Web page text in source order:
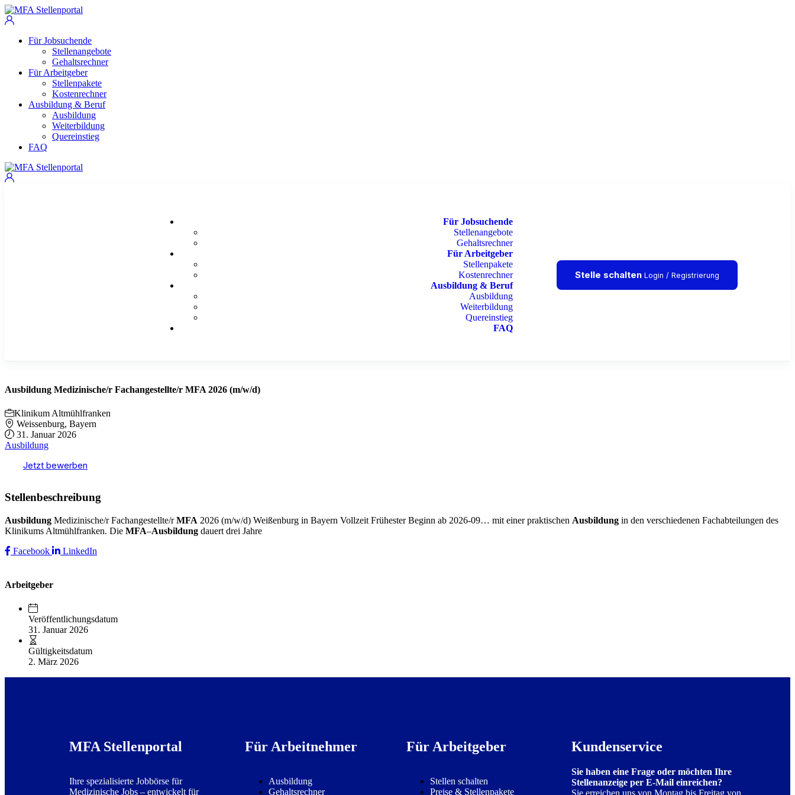
Für Jobsuchende
Stellenangebote
Gehaltsrechner
Für Arbeitgeber
Stellenpakete
Kostenrechner
Ausbildung & Beruf
Ausbildung
Weiterbildung
Quereinstieg
FAQ
Für Jobsuchende
Stellenangebote
Gehaltsrechner
Für Arbeitgeber
Stellenpakete
Kostenrechner
Ausbildung & Beruf
Ausbildung
Weiterbildung
Quereinstieg
FAQ
Stelle schalten Login / Registrierung
Ausbildung Medizinische/r Fachangestellte/r MFA 2026 (m/w/d)
Klinikum Altmühlfranken
Weissenburg, Bayern
31. Januar 2026
Ausbildung
Jetzt bewerben
Stellenbeschreibung
Ausbildung Medizinische/r Fachangestellte/rMFA 2026 (m/w/d) Weißenburg in Bayern Vollzeit Frühester Beginn ab 2026-09… mit einer praktischen Ausbildung in den verschiedenen Fachabteilungen des
Klinikums Altmühlfranken. Die MFA–Ausbildung dauert drei Jahre
Facebook
LinkedIn
Arbeitgeber
Veröffentlichungsdatum
31. Januar 2026
Gültigkeitsdatum
2. März 2026
MFA Stellenportal
Ihre spezialisierte Jobbörse für
Medizinische Jobs – entwickelt für
Für Arbeitnehmer
Ausbildung
Gehaltsrechner
Für Arbeitgeber
Stellen schalten
Preise & Stellenpakete
Kundenservice
Sie haben eine Frage oder möchten Ihre
Stellenanzeige per E-Mail einreichen?